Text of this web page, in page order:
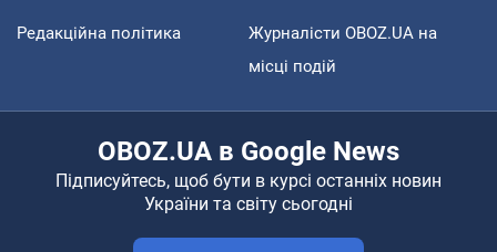
Редакційна політика
Журналісти OBOZ.UA на
місці подій
OBOZ.UA в Google News
Підписуйтесь, щоб бути в курсі останніх новин
України та світу сьогодні